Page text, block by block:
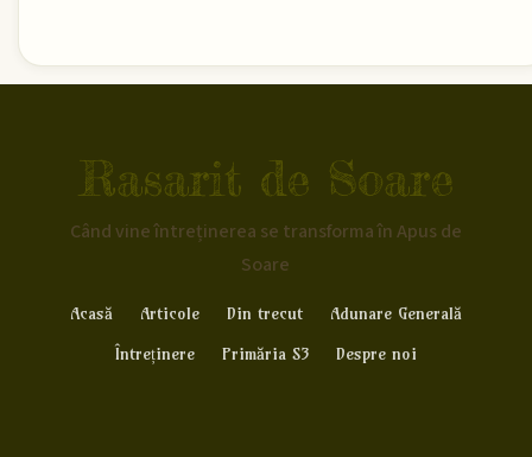
Rasarit de Soare
Când vine întreținerea se transforma în Apus de
Soare
Acasă Articole Din trecut
Adunare Generală
Întreținere
Primăria S3 Despre noi